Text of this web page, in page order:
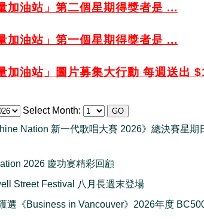
加油站」第二個星期得獎者是 ...
加油站」第一個星期得獎者是 ...
加油站」圖片募集大行動 每週送出
Select Month:
Nation 新一代歌唱大賽 2026》總決賽星期
2026 慶功宴精彩回顧
Street Festival 八月長週末登場
選《Business in Vancouver》2026年度